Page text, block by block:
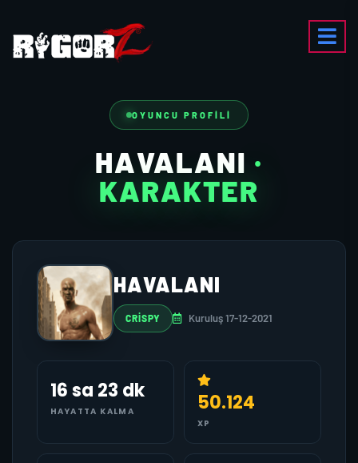
OYUNCU PROFILI
HAVALANI ·
KARAKTER
HAVALANI
CRISPY Kuruluş 17-12-2021
16 sa 23 dk
HAYATTA KALMA 50.124
XP